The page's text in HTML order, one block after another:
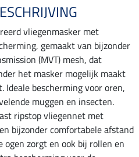
vliegenmasker met
gemaakt van bijzonder
(MVT) mesh, dat
het masker mogelijk maakt
bescherming voor oren,
muggen en insecten.
ripstop vliegennet met
bijzonder comfortabele afstand
zorgt en ook bij rollen en